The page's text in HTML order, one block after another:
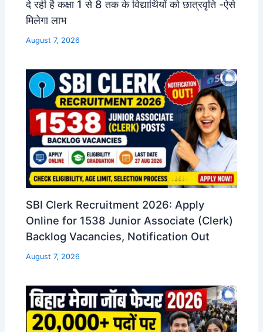
दे रही है कक्षा 1 से 8 तक के विद्यार्थियों को छात्रवृति -ऐसे
मिलेगा लाभ
August 7, 2026
SBI Clerk Recruitment 2026: Apply
Online for 1538 Junior Associate (Clerk)
Backlog Vacancies, Notification Out
August 7, 2026